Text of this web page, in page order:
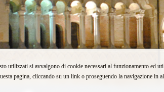
utilizzati si avvalgono di cookie necessari al funzionamento ed
pagina, cliccando su un link o proseguendo la navigazione in